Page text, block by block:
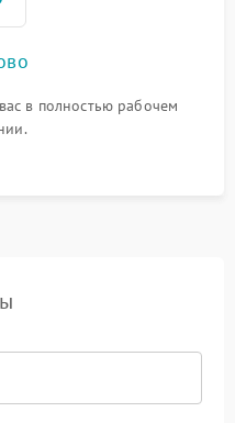
в полностью рабочем